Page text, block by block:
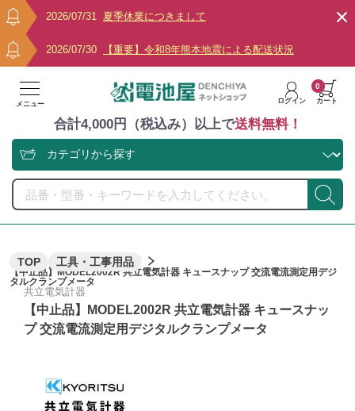
2026/07/31 夏季休業につきまして
2026/07/30 【重要】令和8年熊本地震による配送状況
メニュー ログイン カート
0
合計4,000円（税込み）以上で送料無料！
TOP 工具・工事用品
【中止品】MODEL2002R 共立電気計器 キュースナップ 交流電流測定用デジ
タルクランプメータ
共立電気計器
【中止品】MODEL2002R 共立電気計器 キュースナッ
プ 交流電流測定用デジタルクランプメータ